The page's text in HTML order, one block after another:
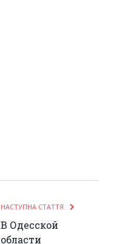
НАСТУПНА СТАТТЯ
В Одесской
области